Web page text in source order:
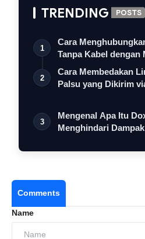
TRENDING POSTS
1
Cara
Tanpa Kabel dengan
2
Cara Membedakan
Palsu yang Dikirim
3
Mengenal Apa Itu
Menghindari
Comments
Name